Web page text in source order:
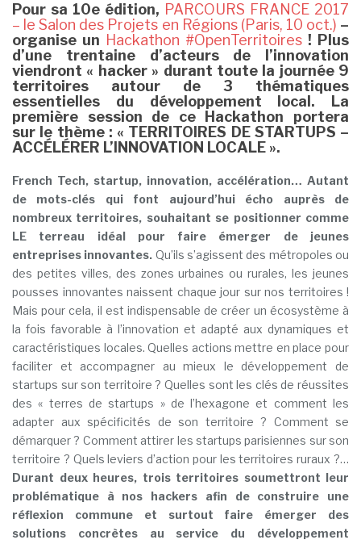
Pour sa 10e édition, PARCOURS FRANCE 2017
– le Salon des Projets en Régions (Paris, 10 oct.) –
organise un Hackathon #OpenTerritoires ! Plus
d’une trentaine d’acteurs de l’innovation
viendront « hacker » durant toute la journée 9
territoires autour de 3 thématiques
essentielles du développement local. La
première session de ce Hackathon portera
sur le thème : « TERRITOIRES DE STARTUPS –
ACCÉLÉRER L’INNOVATION LOCALE ».
French Tech, startup, innovation, accélération… Autant
de mots-clés qui font aujourd’hui écho auprès de
nombreux territoires, souhaitant se positionner comme
LE terreau idéal pour faire émerger de jeunes
entreprises innovantes. Qu’ils s’agissent des métropoles ou
des petites villes, des zones urbaines ou rurales, les jeunes
pousses innovantes naissent chaque jour sur nos territoires !
Mais pour cela, il est indispensable de créer un écosystème à
la fois favorable à l’innovation et adapté aux dynamiques et
caractéristiques locales. Quelles actions mettre en place pour
faciliter et accompagner au mieux le développement de
startups sur son territoire ? Quelles sont les clés de réussites
des « terres de startups » de l’hexagone et comment les
adapter aux spécificités de son territoire ? Comment se
démarquer ? Comment attirer les startups parisiennes sur son
territoire ? Quels leviers d’action pour les territoires ruraux ?…
Durant deux heures, trois territoires soumettront leur
problématique à nos hackers afin de construire une
réflexion commune et surtout faire émerger des
solutions concrètes au service du développement